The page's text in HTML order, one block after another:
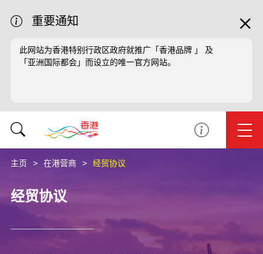
重要通知
此网站为香港特别行政区政府就推广「香港品牌 」 及
「亚洲国际都会」而设立的唯一官方网站。
主页 在港营商 经贸协议
经贸协议